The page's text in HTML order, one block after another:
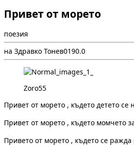
Привет от морето
поезия
на Здравко Тонев0190.0
Zoro55
Привет от морето , където детето се
Привет от морето , където момчето
Привето от морето , където се ражда